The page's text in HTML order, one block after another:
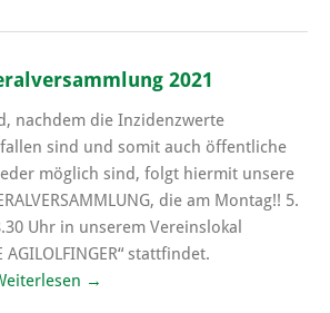
2021
nachdem die Inzidenzwerte
sind und somit auch öffentliche
möglich sind, folgt hiermit unsere
die am Montag!! 5.
Uhr in unserem Vereinslokal
AGILOLFINGER“ stattfindet.
→